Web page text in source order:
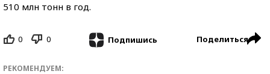
510 млн тонн в год.
0 0 Подпишись Поделиться
РЕКОМЕНДУЕМ: